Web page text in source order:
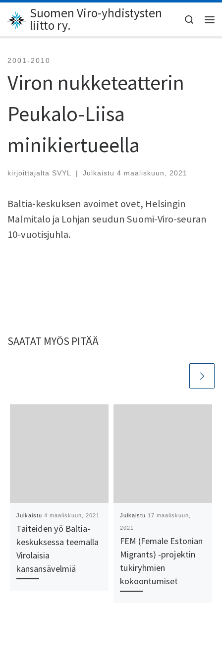
Skip to content
Suomen Viro-yhdistysten
liitto ry.
Search
2001-2010
Viron nukketeatterin
Peukalo-Liisa
minikiertueella
kirjoittajalta SVYL | Julkaistu 4 maaliskuun, 2021
Baltia-keskuksen avoimet ovet, Helsingin
Malmitalo ja Lohjan seudun Suomi-Viro-seuran
10-vuotisjuhla.
SAATAT MYÖS PITÄÄ
Julkaistu4 maaliskuun, 2021
Taiteiden yö Baltia-
keskuksessa teemalla
Virolaisia
kansansävelmiä
Julkaistu 17 maaliskuun,
2021
FEM (Female Estonian
Migrants) -projektin
tukiryhmien
kokoontumiset